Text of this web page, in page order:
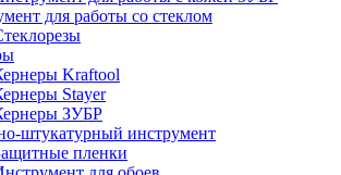
для работы со стеклом
Kraftool
Stayer
ЗУБР
штукатурный инструмент
пленки